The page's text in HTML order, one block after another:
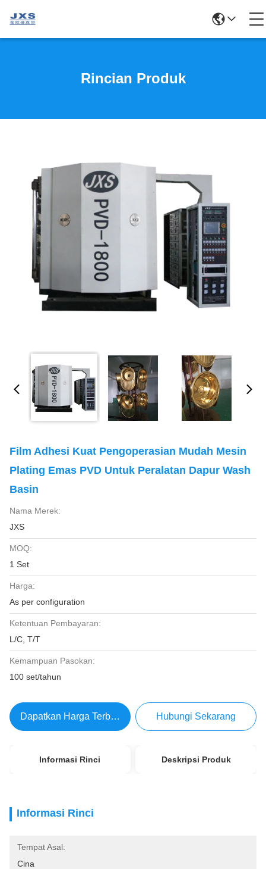
Rincian Produk
Film Adhesi Kuat Pengoperasian Mudah Mesin
Plating Emas PVD Untuk Peralatan Dapur Wash
Basin
Nama Merek:
JXS
MOQ:
1 Set
Harga:
As per configuration
Ketentuan Pembayaran:
L/C, T/T
Kemampuan Pasokan:
100 set/tahun
Dapatkan Harga Terbaik Hubungi Sekarang
Informasi Rinci Deskripsi Produk
Informasi Rinci
Tempat Asal:
Cina